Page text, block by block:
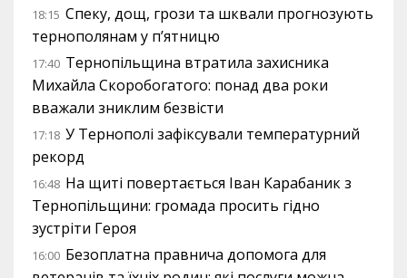
18:15 Спеку, дощ, грози та шквали прогнозують
тернополянам у п’ятницю
17:40 Тернопільщина втратила захисника
Михайла Скоробогатого: понад два роки
вважали зниклим безвісти
17:18 У Тернополі зафіксували температурний
рекорд
16:48 На щиті повертається Іван Карабаник з
Тернопільщини: громада просить гідно
зустріти Героя
16:00 Безоплатна правнича допомога для